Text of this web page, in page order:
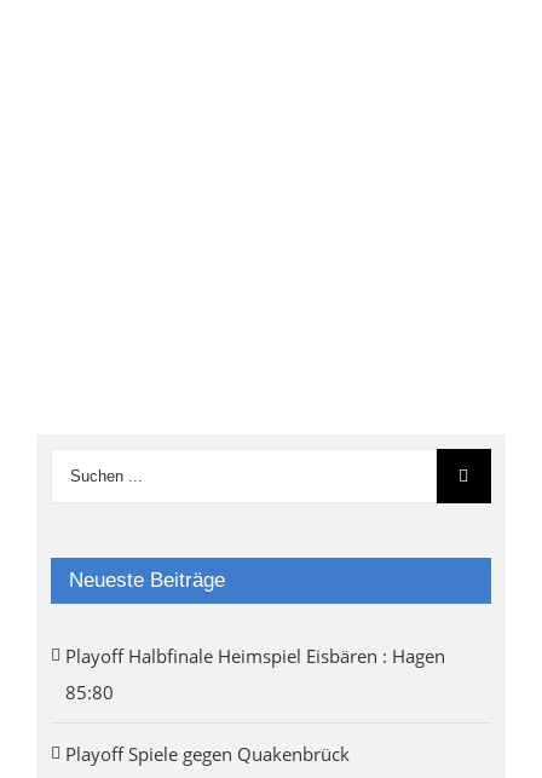
Neueste Beiträge
Playoff Halbfinale Heimspiel Eisbären : Hagen
85:80
Playoff Spiele gegen Quakenbrück